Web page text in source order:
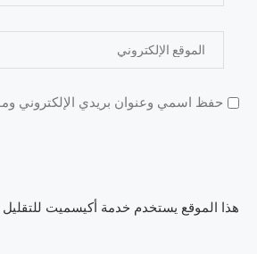
حفظ اسمي وعنوان بريدي الإلكتروني
هذا الموقع يستخدم خدمة أكيسميت للتقليل